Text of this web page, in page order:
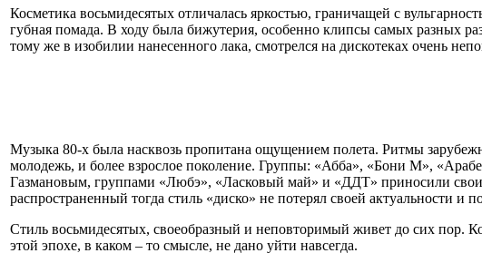
Косметика восьмидесятых отличалась яркостью, граничащей с
губная помада. В ходу была бижутерия, особенно клипсы самых разных
тому же в изобилии нанесенного лака, смотрелся на дискотеках очень
Музыка 80-х была насквозь пропитана ощущением полета. Ритмы
молодежь, и более взрослое поколение. Группы: «Абба», «Бони М»,
Газмановым, группами «Любэ», «Ласковый май» и «ДДТ» приносили
распространенный тогда стиль «диско» не потерял своей актуальности и
Стиль восьмидесятых, своеобразный и неповторимый живет до сих пор.
этой эпохе, в каком – то смысле, не дано уйти навсегда.